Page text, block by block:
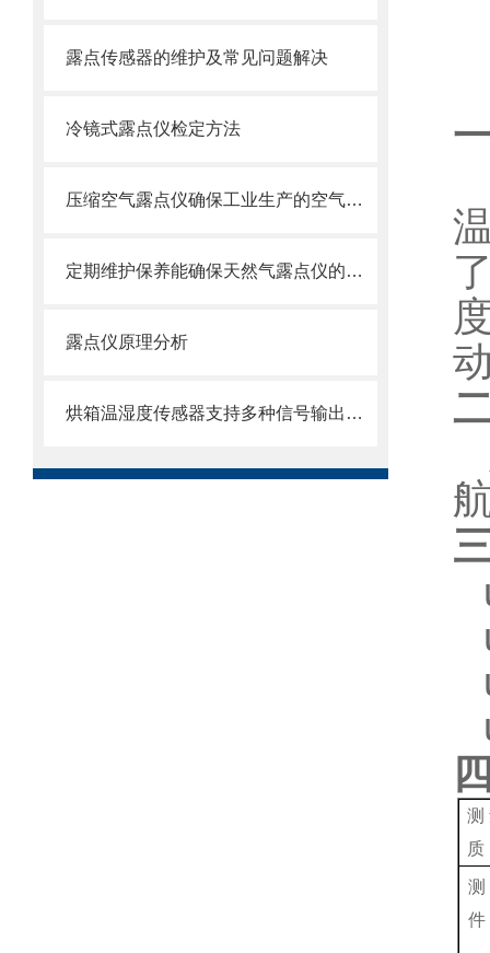
露点传感器的维护及常见问题解决
冷镜式露点仪检定方法
压缩空气露点仪确保工业生产的空气质量
定期维护保养能确保天然气露点仪的正常运行
露点仪原理分析
烘箱温湿度传感器支持多种信号输出模式
质
件